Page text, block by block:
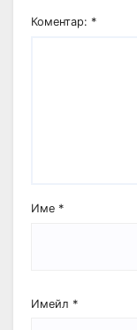
Коментар: *
Име *
Имейл *